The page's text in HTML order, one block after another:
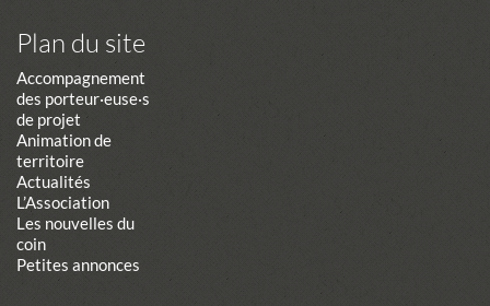
Plan du site
Accompagnement
des porteur·euse·s
de projet
Animation de
territoire
Actualités
L’Association
Les nouvelles du
coin
Petites annonces